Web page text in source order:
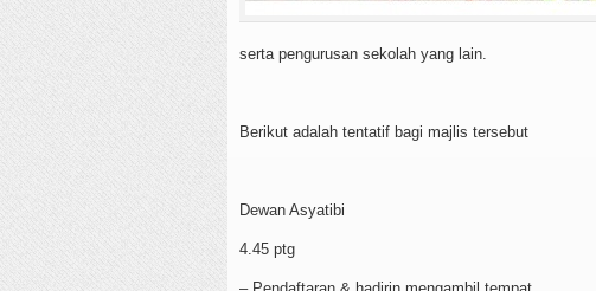
serta pengurusan sekolah yang lain.
Berikut adalah tentatif bagi majlis tersebut
Dewan Asyatibi
4.45 ptg